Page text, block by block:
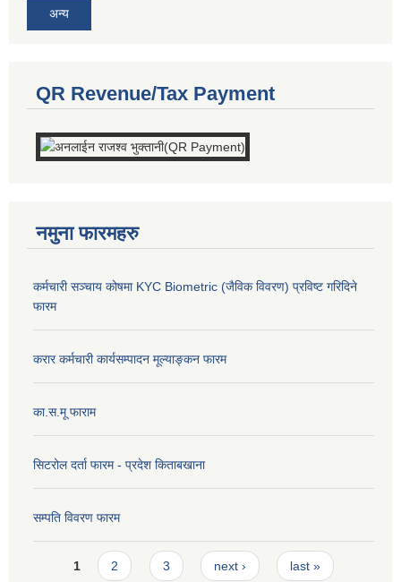
अन्य
QR Revenue/Tax Payment
नमुना फारमहरु
कर्मचारी सञ्चाय कोषमा KYC Biometric (जैविक विवरण) प्रविष्ट गरिदिने
फारम
करार कर्मचारी कार्यसम्पादन मूल्याङ्कन फारम
का.स.मू फाराम
सिटरोल दर्ता फारम - प्रदेश किताबखाना
सम्पति विवरण फारम
Pages
1 2 3 next › last »